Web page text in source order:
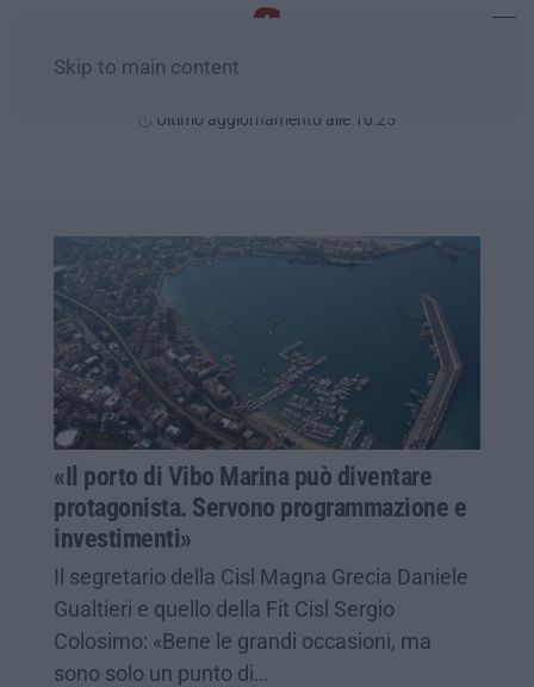
Skip to main content
Ultimo aggiornamento alle 10:25
«Il porto di Vibo Marina può diventare
protagonista. Servono programmazione e
investimenti»
Il segretario della Cisl Magna Grecia Daniele
Gualtieri e quello della Fit Cisl Sergio
Colosimo: «Bene le grandi occasioni, ma
sono solo un punto di…